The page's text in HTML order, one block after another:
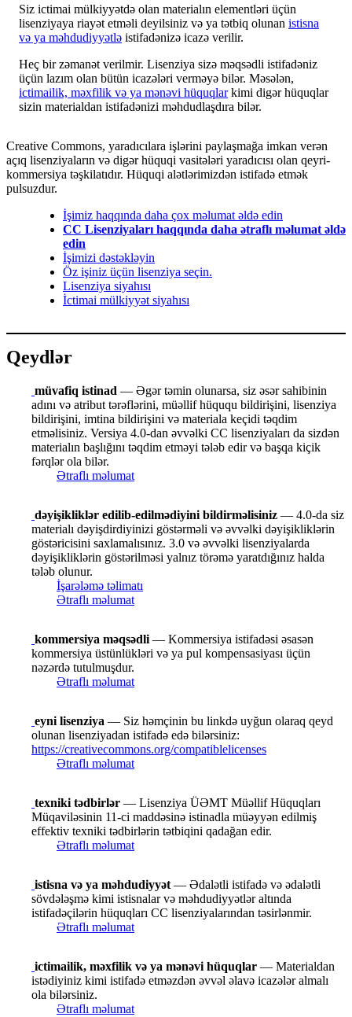
Siz ictimai mülkiyyətdə olan materialın elementləri üçün
lisenziyaya riayət etməli deyilsiniz və ya tətbiq olunan istisna
və ya məhdudiyyətlə istifadənizə icazə verilir.
Heç bir zəmanət verilmir. Lisenziya sizə məqsədli istifadəniz
üçün lazım olan bütün icazələri verməyə bilər. Məsələn,
ictimailik, məxfilik və ya mənəvi hüquqlarkimi digər hüquqlar
sizin materialdan istifadənizi məhdudlaşdıra bilər.
Creative Commons, yaradıcılara işlərini paylaşmağa imkan verən
açıq lisenziyaların və digər hüquqi vasitələri yaradıcısı olan qeyri-
kommersiya təşkilatıdır. Hüquqi alətlərimizdən istifadə etmək
pulsuzdur.
İşimiz haqqında daha çox məlumat əldə edin
CC Lisenziyaları haqqında daha ətraflı məlumat əldə
edin
İşimizi dəstəkləyin
Öz işiniz üçün lisenziya seçin.
Lisenziya siyahısı
İctimai mülkiyyət siyahısı
Qeydlər
müvafiq istinad — Əgər təmin olunarsa, siz əsər sahibinin
adını və atribut tərəflərini, müəllif hüququ bildirişini, lisenziya
bildirişini, imtina bildirişini və materiala keçidi təqdim
etməlisiniz. Versiya 4.0-dan əvvəlki CC lisenziyaları da sizdən
materialın başlığını təqdim etməyi tələb edir və başqa kiçik
fərqlər ola bilər.
Ətraflı məlumat
dəyişikliklər edilib-edilmədiyini bildirməlisiniz — 4.0-da siz
materialı dəyişdirdiyinizi göstərməli və əvvəlki dəyişikliklərin
göstəricisini saxlamalısınız. 3.0 və əvvəlki lisenziyalarda
dəyişikliklərin göstərilməsi yalnız törəmə yaratdığınız halda
tələb olunur.
İşarələmə təlimatı
Ətraflı məlumat
kommersiya məqsədli — Kommersiya istifadəsi əsasən
kommersiya üstünlükləri və ya pul kompensasiyası üçün
nəzərdə tutulmuşdur.
Ətraflı məlumat
eyni lisenziya — Siz həmçinin bu linkdə uyğun olaraq qeyd
olunan lisenziyadan istifadə edə bilərsiniz:
https://creativecommons.org/compatiblelicenses
Ətraflı məlumat
texniki tədbirlər — Lisenziya ÜƏMT Müəllif Hüquqları
Müqaviləsinin 11-ci maddəsinə istinadla müəyyən edilmiş
effektiv texniki tədbirlərin tətbiqini qadağan edir.
Ətraflı məlumat
istisna və ya məhdudiyyət — Ədalətli istifadə və ədalətli
sövdələşmə kimi istisnalar və məhdudiyyətlər altında
istifadəçilərin hüquqları CC lisenziyalarından təsirlənmir.
Ətraflı məlumat
ictimailik, məxfilik və ya mənəvi hüquqlar — Materialdan
istədiyiniz kimi istifadə etməzdən əvvəl əlavə icazələr almalı
ola bilərsiniz.
Ətraflı məlumat